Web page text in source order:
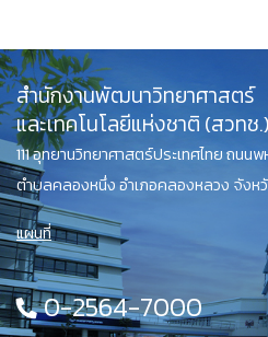
สำนักงานพัฒนาวิทยาศาสตร์
และเทคโนโลยีแห่งชาติ (สวทช.)
111 อุทยานวิทยาศาสตร์ประเทศไทย ถนน
ตำบลคลองหนึ่ง อำเภอคลองหลวง จังห
แผนที่
0-2564-7000